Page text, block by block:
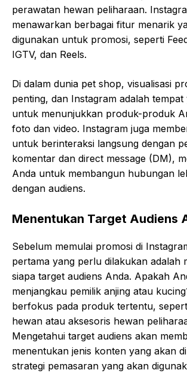
perawatan hewan peliharaan.
menawarkan berbagai fitur menarik
digunakan untuk promosi, seperti
IGTV, dan Reels.
Di dalam dunia pet shop, visualisasi
penting, dan Instagram adalah tempat
untuk menunjukkan produk-produk
foto dan video. Instagram juga
untuk berinteraksi langsung dengan
komentar dan direct message (DM),
Anda untuk membangun hubungan
dengan audiens.
Menentukan Target Audiens
Sebelum memulai promosi di
pertama yang perlu dilakukan adalah
siapa target audiens Anda. Apakah
menjangkau pemilik anjing atau
berfokus pada produk tertentu,
hewan atau aksesoris hewan
Mengetahui target audiens akan
menentukan jenis konten yang akan
strategi pemasaran yang akan